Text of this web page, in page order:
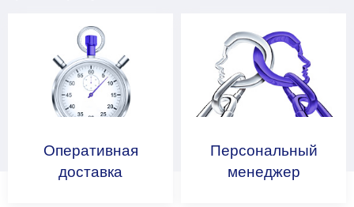
Оперативная
доставка
Персональный
менеджер